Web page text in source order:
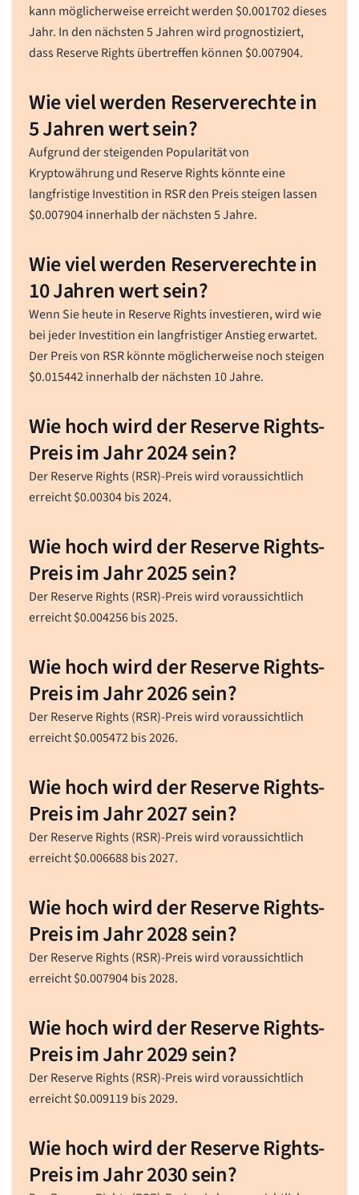
kann möglicherweise erreicht werden $0.001702dieses
Jahr. In den nächsten 5 Jahren wird prognostiziert,
dass Reserve Rights übertreffen können $0.007904.
Wie viel werden Reserverechte in
5 Jahren wert sein?
Aufgrund der steigenden Popularität von
Kryptowährung und Reserve Rights könnte eine
langfristige Investition in RSR den Preis steigen lassen
$0.007904innerhalb der nächsten 5 Jahre.
Wie viel werden Reserverechte in
10 Jahren wert sein?
Wenn Sie heute in Reserve Rights investieren, wird wie
bei jeder Investition ein langfristiger Anstieg erwartet.
Der Preis von RSR könnte möglicherweise noch steigen
$0.015442innerhalb der nächsten 10 Jahre.
Wie hoch wird der Reserve Rights-
Preis im Jahr 2024 sein?
Der Reserve Rights (RSR)-Preis wird voraussichtlich
erreicht$0.00304bis 2024.
Wie hoch wird der Reserve Rights-
Preis im Jahr 2025 sein?
Der Reserve Rights (RSR)-Preis wird voraussichtlich
erreicht$0.004256bis 2025.
Wie hoch wird der Reserve Rights-
Preis im Jahr 2026 sein?
Der Reserve Rights (RSR)-Preis wird voraussichtlich
erreicht$0.005472bis 2026.
Wie hoch wird der Reserve Rights-
Preis im Jahr 2027 sein?
Der Reserve Rights (RSR)-Preis wird voraussichtlich
erreicht$0.006688bis 2027.
Wie hoch wird der Reserve Rights-
Preis im Jahr 2028 sein?
Der Reserve Rights (RSR)-Preis wird voraussichtlich
erreicht$0.007904bis 2028.
Wie hoch wird der Reserve Rights-
Preis im Jahr 2029 sein?
Der Reserve Rights (RSR)-Preis wird voraussichtlich
erreicht$0.009119bis 2029.
Wie hoch wird der Reserve Rights-
Preis im Jahr 2030 sein?